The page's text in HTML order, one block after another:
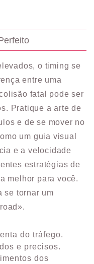
o timing se
entre uma
fatal pode ser
Pratique a arte de
e de se mover no
um guia visual
e a velocidade
estratégias de
melhor para você.
se tornar um
do tráfego.
e precisos.
dos